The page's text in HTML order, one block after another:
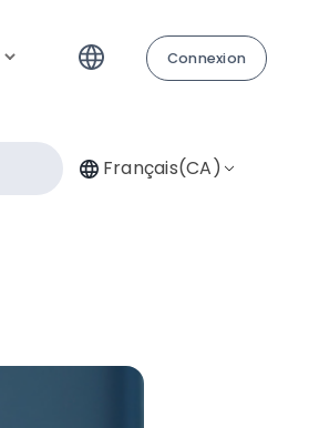
Connexion
Français(CA)